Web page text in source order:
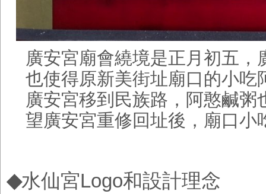
廣安宮廟會繞境是正月初五，
也使得原新美街址廟口的小吃
廣安宮移到民族路，阿憨鹹粥
望廣安宮重修回址後，廟口小
◆水仙宮Logo和設計理念